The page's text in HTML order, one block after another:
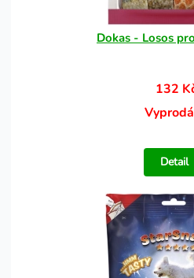
Dokas - Losos
132
Detail